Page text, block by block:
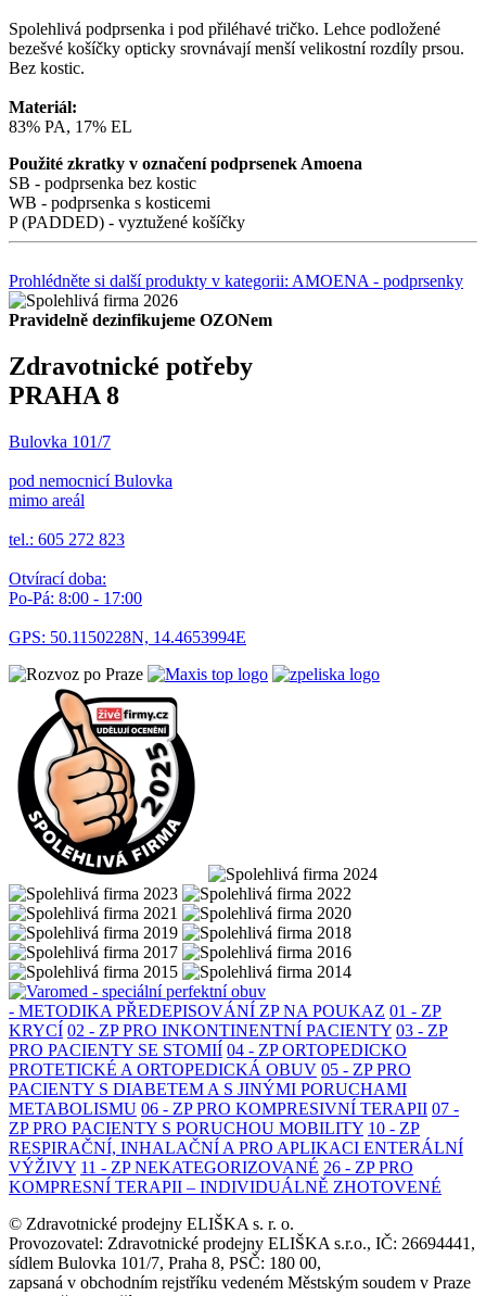
Spolehlivá podprsenka i pod přiléhavé tričko. Lehce podložené
bezešvé košíčky opticky srovnávají menší velikostní rozdíly prsou.
Bez kostic.
Materiál:
83% PA, 17% EL
Použité zkratky v označení podprsenek Amoena
SB - podprsenka bez kostic
WB - podprsenka s kosticemi
P (PADDED) - vyztužené košíčky
Prohlédněte si další produkty v kategorii: AMOENA - podprsenky
Pravidelně dezinfikujeme OZONem
Zdravotnické potřeby
PRAHA 8
Bulovka 101/7
pod nemocnicí Bulovka
mimo areál
tel.: 605 272 823
Otvírací doba:
Po-Pá: 8:00 - 17:00
GPS: 50.1150228N, 14.4653994E
- METODIKA PŘEDEPISOVÁNÍ ZP NA POUKAZ 01 - ZP
KRYCÍ 02 - ZP PRO INKONTINENTNÍ PACIENTY 03 - ZP
PRO PACIENTY SE STOMIÍ 04 - ZP ORTOPEDICKO
PROTETICKÉ A ORTOPEDICKÁ OBUV 05 - ZP PRO
PACIENTY S DIABETEM A S JINÝMI PORUCHAMI
METABOLISMU 06 - ZP PRO KOMPRESIVNÍ TERAPII 07 -
ZP PRO PACIENTY S PORUCHOU MOBILITY 10 - ZP
RESPIRAČNÍ, INHALAČNÍ A PRO APLIKACI ENTERÁLNÍ
VÝŽIVY 11 - ZP NEKATEGORIZOVANÉ 26 - ZP PRO
KOMPRESNÍ TERAPII – INDIVIDUÁLNĚ ZHOTOVENÉ
© Zdravotnické prodejny ELIŠKA s. r. o.
Provozovatel: Zdravotnické prodejny ELIŠKA s.r.o., IČ: 26694441,
sídlem Bulovka 101/7, Praha 8, PSČ: 180 00,
zapsaná v obchodním rejstříku vedeném Městským soudem v Praze